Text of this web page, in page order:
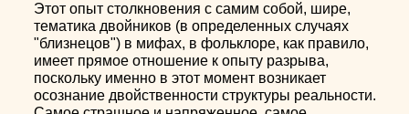
Этот опыт столкновения с самим собой, шире,
тематика двойников (в определенных случаях
"близнецов") в мифах, в фольклоре, как правило,
имеет прямое отношение к опыту разрыва,
поскольку именно в этот момент возникает
осознание двойственности структуры реальности.